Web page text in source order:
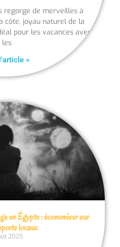
regorge de merveilles à
côte, joyau naturel de la
pour les vacances avec
les
»
en Égypte : économiser sur
locaux
2025